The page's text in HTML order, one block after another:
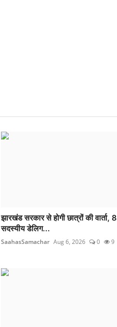
झारखंड सरकार से होगी छात्रों की वार्ता, 8
सदस्यीय डेलिग...
SaahasSamachar Aug 6, 2026 0 9